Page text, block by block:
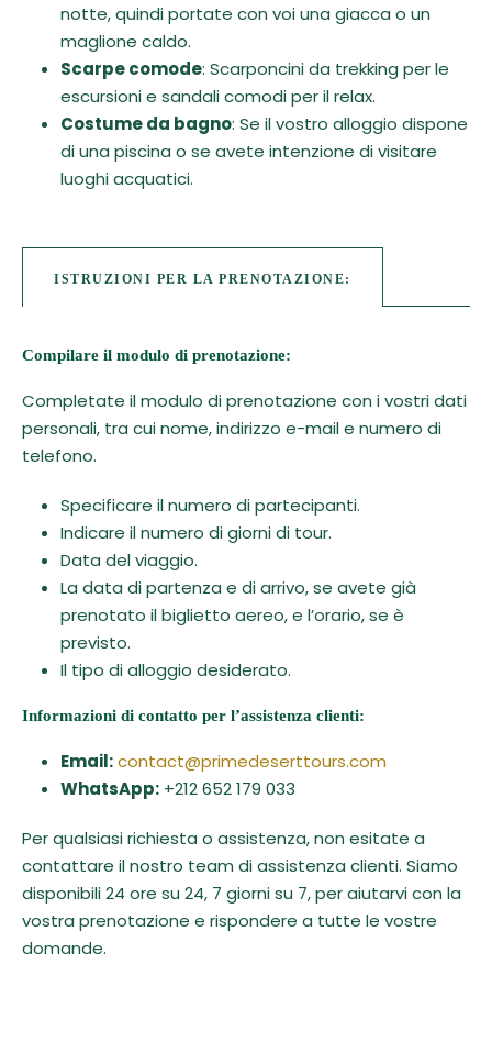
notte, quindi portate con voi una giacca o un
maglione caldo.
Scarpe comode: Scarponcini da trekking per le
escursioni e sandali comodi per il relax.
Costume da bagno: Se il vostro alloggio dispone
di una piscina o se avete intenzione di visitare
luoghi acquatici.
ISTRUZIONI PER LA PRENOTAZIONE:
Compilare il modulo di prenotazione:
Completate il modulo di prenotazione con i vostri dati
personali, tra cui nome, indirizzo e-mail e numero di
telefono.
Specificare il numero di partecipanti.
Indicare il numero di giorni di tour.
Data del viaggio.
La data di partenza e di arrivo, se avete già
prenotato il biglietto aereo, e l’orario, se è
previsto.
Il tipo di alloggio desiderato.
Informazioni di contatto per l’assistenza clienti:
Email:contact@primedeserttours.com
WhatsApp: +212 652 179 033
Per qualsiasi richiesta o assistenza, non esitate a
contattare il nostro team di assistenza clienti. Siamo
disponibili 24 ore su 24, 7 giorni su 7, per aiutarvi con la
vostra prenotazione e rispondere a tutte le vostre
domande.